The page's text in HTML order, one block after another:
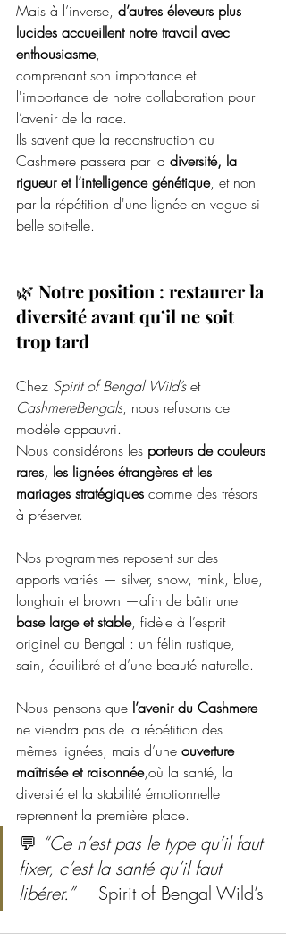
Mais à l’inverse, d’autres éleveurs plus
lucides accueillent notre travail avec
enthousiasme,
comprenant son importance et
l'importance de notre collaboration pour
l’avenir de la race.
Ils savent que la reconstruction du
Cashmere passera par la diversité, la
rigueur et l’intelligence génétique, et non
par la répétition d'une lignée en vogue si
belle soit-elle.
🌿 Notre position : restaurer la
diversité avant qu’il ne soit
trop tard
Chez Spirit of Bengal Wild’s et
CashmereBengals, nous refusons ce
modèle appauvri.
Nous considérons les porteurs de couleurs
rares, les lignées étrangères et les
mariages stratégiques comme des trésors
à préserver.
Nos programmes reposent sur des
apports variés — silver, snow, mink, blue,
longhair et brown —afin de bâtir une
base large et stable, fidèle à l’esprit
originel du Bengal : un félin rustique,
sain, équilibré et d’une beauté naturelle.
Nous pensons que l’avenir du Cashmere
ne viendra pas de la répétition des
mêmes lignées, mais d’une ouverture
maîtrisée et raisonnée,où la santé, la
diversité et la stabilité émotionnelle
reprennent la première place.
💬 “Ce n’est pas le type qu’il faut
fixer, c’est la santé qu’il faut
libérer.”— Spirit of Bengal Wild’s